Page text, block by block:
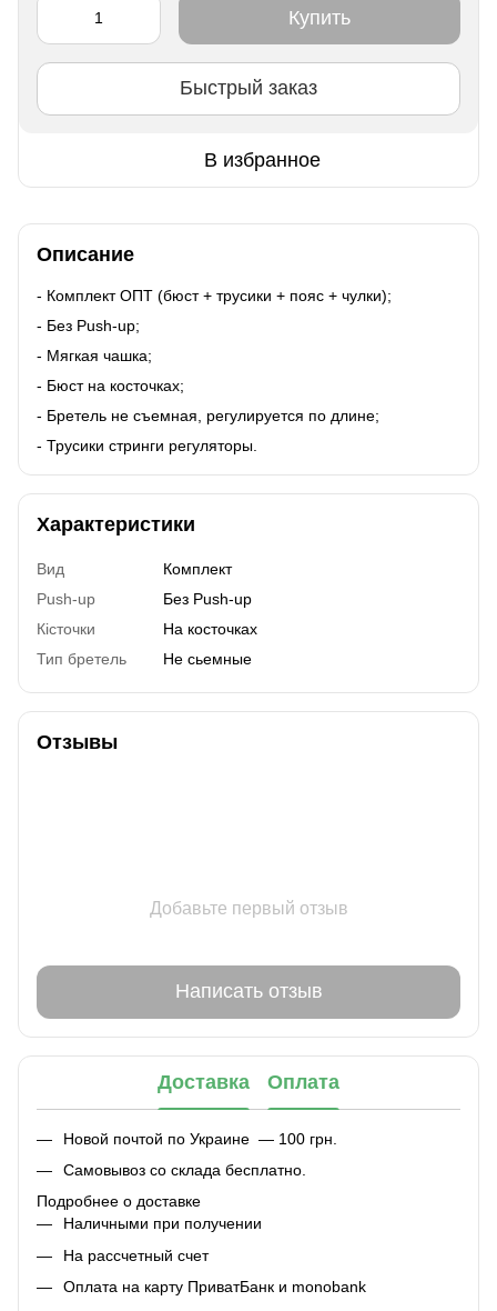
Купить
Быстрый заказ
В избранное
Описание
- Комплект ОПТ (бюст + трусики + пояс + чулки);
- Без Push-up;
- Мягкая чашка;
- Бюст на косточках;
- Бретель не съемная, регулируется по длине;
- Трусики стринги регуляторы.
Характеристики
Вид
Комплект
Push-up
Без Push-up
Кісточки
На косточках
Тип бретель
Не сьемные
Отзывы
Добавьте первый отзыв
Написать отзыв
Доставка Оплата
Новой почтой по Украине — 100 грн.
Самовывоз со склада бесплатно.
Подробнее о доставке
Наличными при получении
На рассчетный счет
Оплата на карту ПриватБанк и monobank